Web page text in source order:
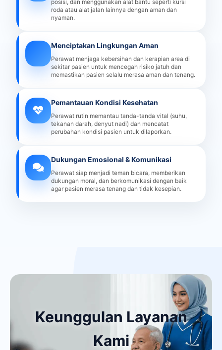
posisi, dan menggunakan alat bantu seperti kursi
roda atau alat jalan lainnya dengan aman dan
nyaman.
Menciptakan Lingkungan Aman
Perawat menjaga kebersihan dan kerapian area di
sekitar pasien untuk mencegah risiko jatuh dan
memastikan pasien selalu merasa aman dan tenang.
Pemantauan Kondisi Kesehatan
Perawat rutin memantau tanda-tanda vital (suhu,
tekanan darah, denyut nadi) dan mencatat
perubahan kondisi pasien untuk dilaporkan.
Dukungan Emosional & Komunikasi
Perawat siap menjadi teman bicara, memberikan
dukungan moral, dan berkomunikasi dengan baik
agar pasien merasa tenang dan tidak kesepian.
Keunggulan Layanan
Kami